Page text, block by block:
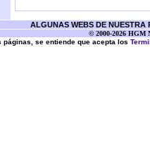
ALGUNAS WEBS DE NUESTRA
© 2000-2026 HGM
se entiende que acepta los